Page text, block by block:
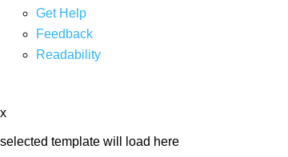
Get Help
Feedback
Readability
x
selected template will load here